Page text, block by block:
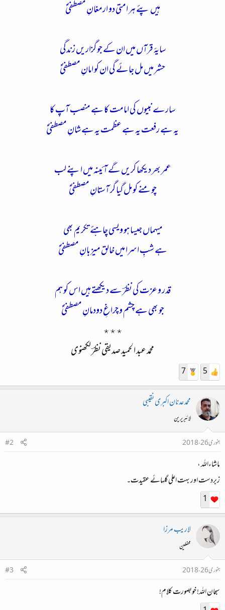
ہیں پئے ہر امتی دو ارمغانِ مصطفیٰؐ
سایۂ قرآں میں ان کے جو گزاریں زندگی
حشر میں مل جائے گی ان کو امانِ مصطفیٰؐ
سارے نبیوں کی امامت کا ہے منصب آپ کا
یہ ہے رفعت یہ ہے عظمت یہ ہے شانِ مصطفیٰؐ
عمر بھر دیکھا کریں گے آئینہ میں اپنے لب
چومنے کو مل گیا گر آستانِ مصطفیٰؐ
میہماں جیسا ہو ویسی چاہئے تکریم بھی
ہے شبِ اسرا میں خالق میزبانِ مصطفیٰؐ
قدر و عزت کی نظرؔ سے دیکھتے ہیں اس کو ہم
جو بھی ہے چشم و چراغِ دودمانِ مصطفیٰؐ
٭٭٭
محمد عبد الحمید صدیقی نظرؔ لکھنوی
5
7
محمد عدنان اکبری نقیبی
لائبریرین
جنوری 26، 2018
#2
ماشاءاللہ ،
زبردست اور بہت اعلی گلہائے عقیدت۔
1
لاریب مرزا
محفلین
جنوری 26، 2018
#3
سبحان اللہ! خوبصورت کلام!